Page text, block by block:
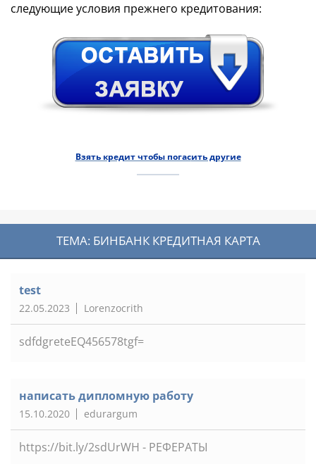
следующие условия прежнего кредитования:
Взять кредит чтобы погасить другие
ТЕМА: БИНБАНК КРЕДИТНАЯ КАРТА
test
22.05.2023 Lorenzocrith
sdfdgreteEQ456578tgf=
написать дипломную работу
15.10.2020 edurargum
https://bit.ly/2sdUrWH - РЕФЕРАТЫ